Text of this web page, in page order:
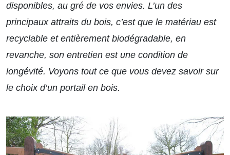
disponibles, au gré de vos envies. L’un des
principaux attraits du bois, c’est que le matériau est
recyclable et entièrement biodégradable, en
revanche, son entretien est une condition de
longévité. Voyons tout ce que vous devez savoir sur
le choix d’un portail en bois.